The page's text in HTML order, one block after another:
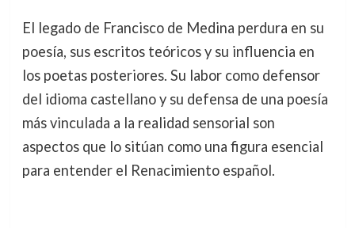
El legado de Francisco de Medina perdura en su
poesía, sus escritos teóricos y su influencia en
los poetas posteriores. Su labor como defensor
del idioma castellano y su defensa de una poesía
más vinculada a la realidad sensorial son
aspectos que lo sitúan como una figura esencial
para entender el Renacimiento español.